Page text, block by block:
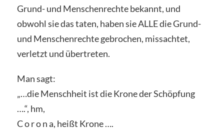
Grund- und Menschenrechte bekannt, und
obwohl sie das taten, haben sie ALLE die Grund-
und Menschenrechte gebrochen, missachtet,
verletzt und übertreten.
Man sagt:
„…die Menschheit ist die Krone der Schöpfung
….“, hm,
C o r o n a, heißt Krone ….